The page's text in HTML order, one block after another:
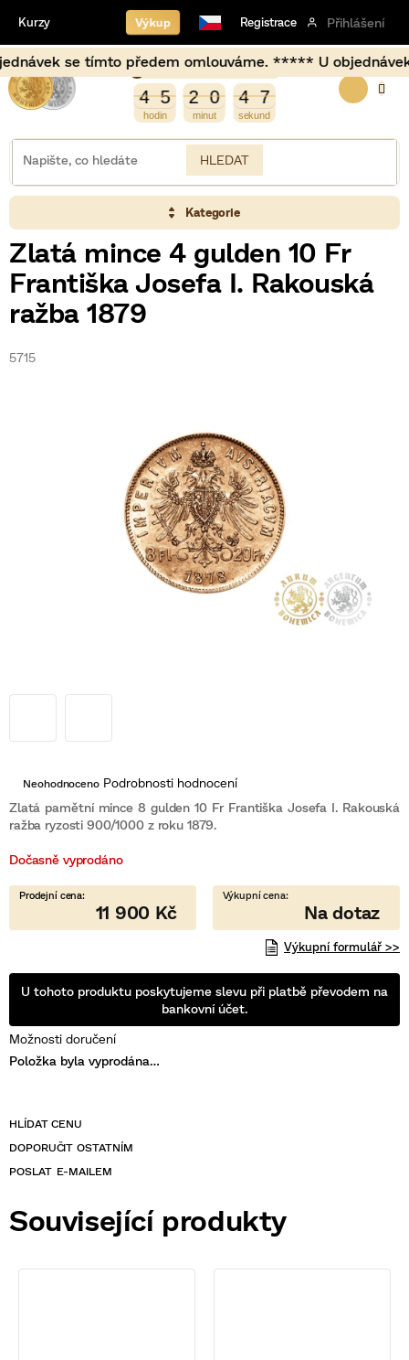
obsah
předem omlouváme. ***** U objednávek
Výkup Registrace Přihlášení
Kurzy
4
4 5
5 2
2 0
0 4
4
4
4 6
7
6
8
7
HLEDAT
Kategorie
Zlatá mince 4 gulden 10 Fr
Františka Josefa I. Rakouská
ražba 1879
5715
Dočasně vyprodáno
Možnosti doručení
Položka byla vyprodána…
Zlatá pamětní mince 8 gulden 10 Fr Františka Josefa I. Rakouská
ražba ryzosti 900/1000 z roku 1879.
POSLAT
Průměrné
produktu
je
0,0
5
Neohodnoceno Podrobnosti hodnocení
11 900 Kč
Výkupní formulář >>
U tohoto produktu poskytujeme slevu při platbě převodem na
bankovní účet.
Související produkty